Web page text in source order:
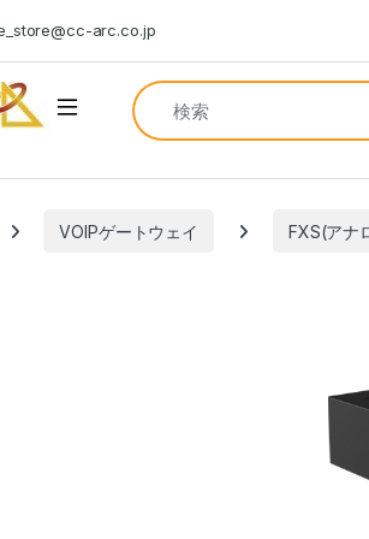
arc.co.jp
Open
Search for:
VOIPゲートウェイ FXS(アナ